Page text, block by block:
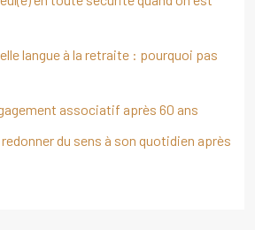
langue à la retraite : pourquoi pas
associatif après 60 ans
du sens à son quotidien après